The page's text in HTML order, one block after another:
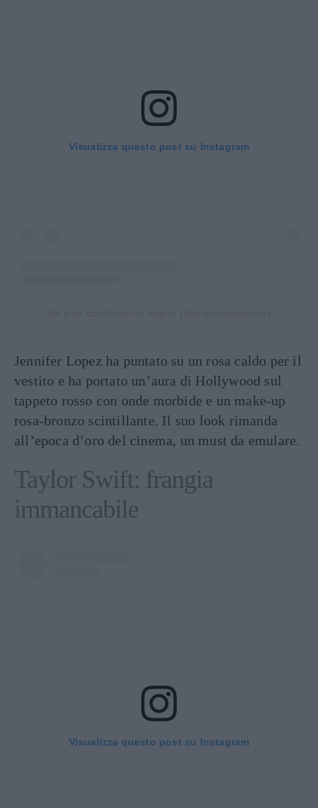
Visualizza questo post su Instagram
Jennifer Lopez ha puntato su un rosa caldo per il
vestito e ha portato un’aura di Hollywood sul
tappeto rosso con onde morbide e un make-up
rosa-bronzo scintillante. Il suo look rimanda
all’epoca d’oro del cinema, un must da emulare.
Taylor Swift: frangia
immancabile
Visualizza questo post su Instagram